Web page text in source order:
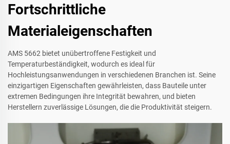
Fortschrittliche
Materialeigenschaften
AMS 5662 bietet unübertroffene Festigkeit und
Temperaturbeständigkeit, wodurch es ideal für
Hochleistungsanwendungen in verschiedenen Branchen ist. Seine
einzigartigen Eigenschaften gewährleisten, dass Bauteile unter
extremen Bedingungen ihre Integrität bewahren, und bieten
Herstellern zuverlässige Lösungen, die die Produktivität steigern.